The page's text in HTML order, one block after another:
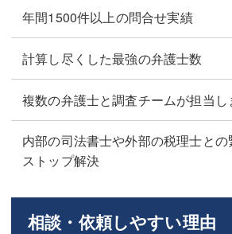
年間1500件以上の問合せ実績
計算し尽くした最強の弁護士数
複数の弁護士と調査チームが担当し
内部の司法書士や外部の税理士と
ストップ解決
相談・依頼しやすい理由